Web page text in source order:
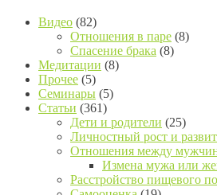
Видео (82)
Отношения в паре (8)
Спасение брака (8)
Медитации (8)
Прочее (5)
Семинары (5)
Статьи (361)
Дети и родители (25)
Личностный рост и
Отношения между
Измена мужа или
Расстройство пищевого